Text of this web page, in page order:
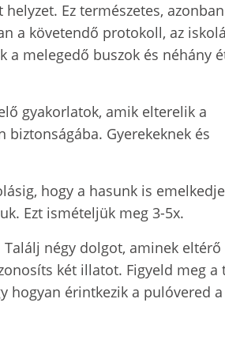
Ez természetes,
a követendő protokoll, az
a melegedő buszok és néhány
gyakorlatok, amik elterelik a
Gyerekeknek és
hogy a hasunk is
Ezt ismételjük meg 3-5x.
négy dolgot, aminek eltérő
két illatot. Figyeld meg a
hogyan érintkezik a pulóvered a